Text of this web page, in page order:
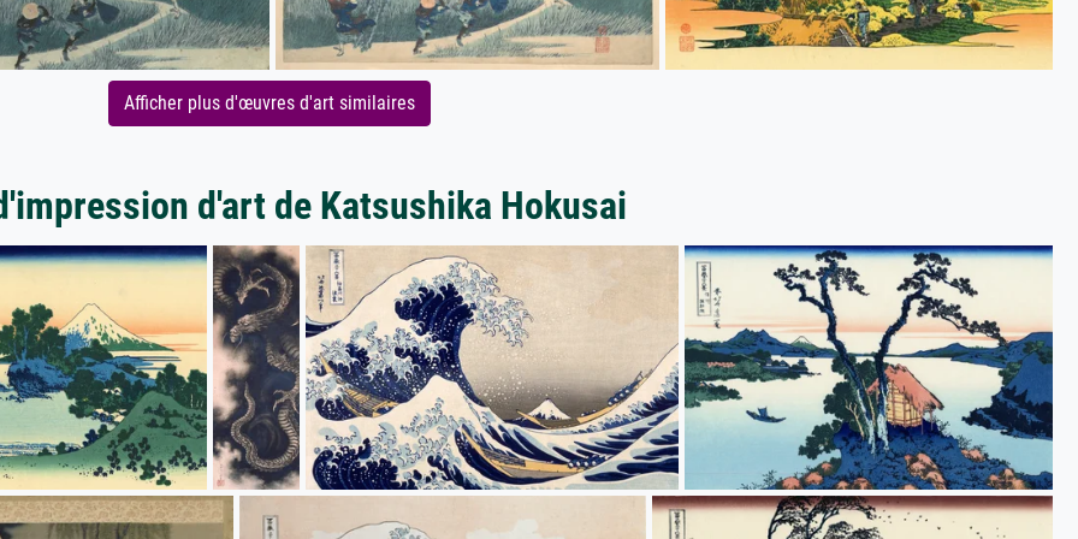
Afficher plus d'œuvres d'art similaires
d'art de Katsushika Hokusai